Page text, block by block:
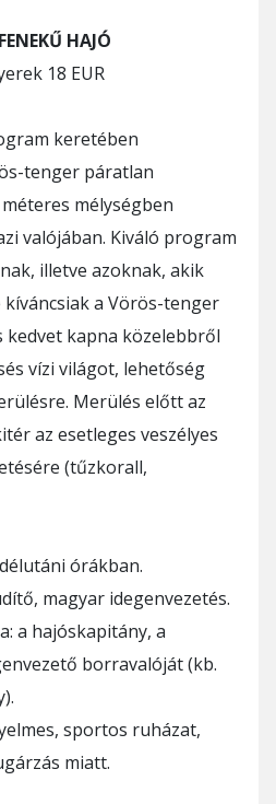
HAJÓ
18 EUR
keretében
tenger páratlan
mélységben
valójában. Kiváló program
illetve azoknak, akik
a Vörös-tenger
kedvet kapna közelebbről
vízi világot, lehetőség
Merülés előtt az
az esetleges veszélyes
(tűzkorall,
órákban.
magyar idegenvezetés.
a hajóskapitány, a
borravalóját (kb.
sportos ruházat,
miatt.